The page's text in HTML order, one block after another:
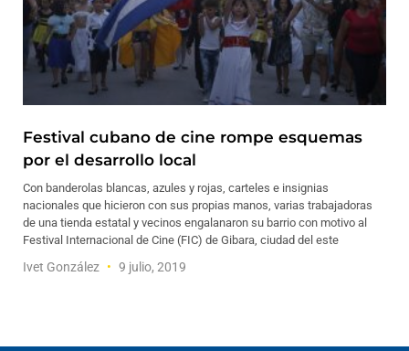
Festival cubano de cine rompe esquemas
por el desarrollo local
Con banderolas blancas, azules y rojas, carteles e insignias
nacionales que hicieron con sus propias manos, varias trabajadoras
de una tienda estatal y vecinos engalanaron su barrio con motivo al
Festival Internacional de Cine (FIC) de Gibara, ciudad del este
Ivet González 9 julio, 2019